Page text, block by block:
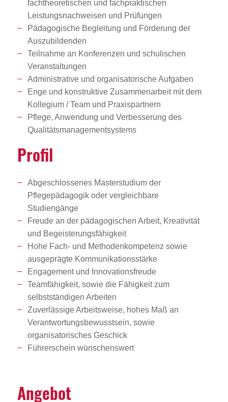
fachtheoretischen und fachpraktischen
Leistungsnachweisen und Prüfungen
Pädagogische Begleitung und Förderung der
Auszubildenden
Teilnahme an Konferenzen und schulischen
Veranstaltungen
Administrative und organisatorische Aufgaben
Enge und konstruktive Zusammenarbeit mit dem
Kollegium / Team und Praxispartnern
Pflege, Anwendung und Verbesserung des
Qualitätsmanagementsystems
Profil
Abgeschlossenes Masterstudium der
Pflegepädagogik oder vergleichbare
Studiengänge
Freude an der pädagogischen Arbeit, Kreativität
und Begeisterungsfähigkeit
Hohe Fach- und Methodenkompetenz sowie
ausgeprägte Kommunikationsstärke
Engagement und Innovationsfreude
Teamfähigkeit, sowie die Fähigkeit zum
selbstständigen Arbeiten
Zuverlässige Arbeitsweise, hohes Maß an
Verantwortungsbewusstsein, sowie
organisatorisches Geschick
Führerschein wünschenswert
Angebot